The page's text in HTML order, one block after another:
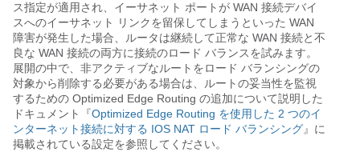
ス指定が適用され、イーサネット ポートが WAN 接続デバイ
スへのイーサネット リンクを留保してしまうといった WAN
障害が発生した場合、ルータは継続して正常な WAN 接続と不
良な WAN 接続の両方に接続のロード バランスを試みます。
展開の中で、非アクティブなルートをロード バランシングの
対象から削除する必要がある場合は、ルートの妥当性を監視
するための Optimized Edge Routing の追加について説明した
ドキュメント『Optimized Edge Routing を使用した 2 つのイ
ンターネット接続に対する IOS NAT ロード バランシング』に
掲載されている設定を参照してください。